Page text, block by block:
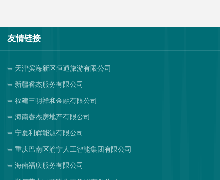
友情链接
天津滨海新区恒通旅游有限公司
新疆睿杰服务有限公司
福建三明祥和金融有限公司
海南睿杰房地产有限公司
宁夏利辉能源有限公司
重庆巴南区渝宁人工智能集团有限公司
海南福庆服务有限公司